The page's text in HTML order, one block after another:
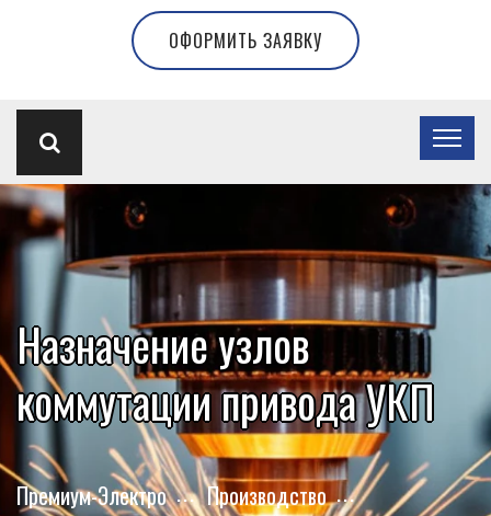
ОФОРМИТЬ ЗАЯВКУ
Назначение узлов
коммутации привода УКП
Премиум-Электро
Производство